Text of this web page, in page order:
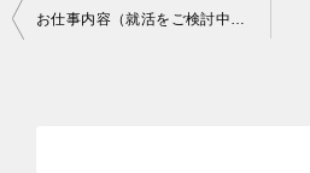
お仕事内容（就活をご検討中の方に）